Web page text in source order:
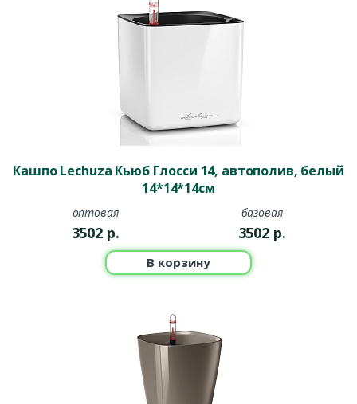
Кашпо Lechuza Кьюб Глосси 14, автополив, белый
14*14*14см
оптовая
3502 р.
базовая
3502 р.
В корзину